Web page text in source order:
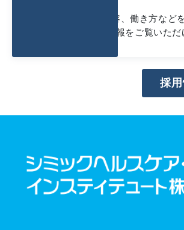
会社概要や仕事内容、働き方など
採用イベント情報をご覧いただ
採